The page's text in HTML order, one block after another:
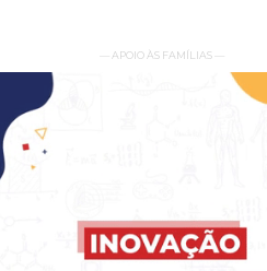
— APOIO ÀS FAMÍLIAS —